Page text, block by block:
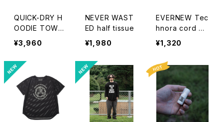
QUICK-DRY H
OODIE TOWEL
BIG UV / クイッ
クドライフーディ
ータオル ビッグ
UV
¥3,960
NEVER WAST
ED half tissue
¥1,980
EVERNEW Tec
hnora cord 0.
7mm 5M
¥1,320